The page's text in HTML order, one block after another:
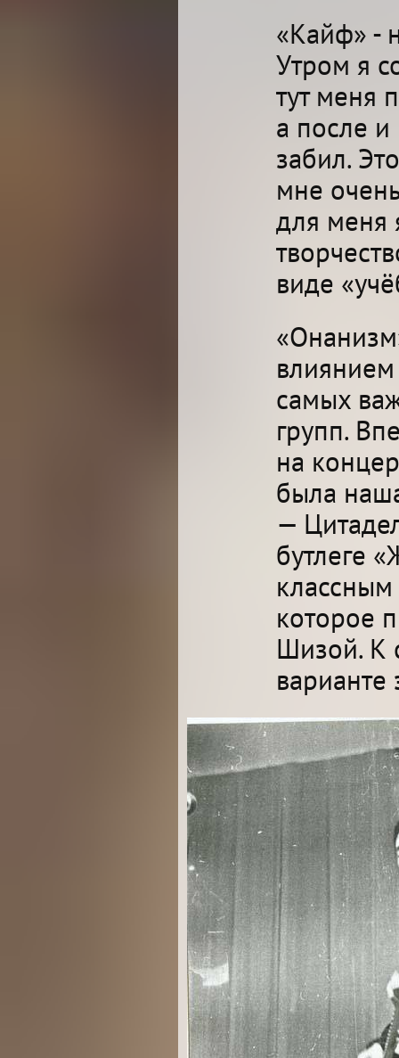
«Кайф» -
Утром я
тут меня
а после и
забил.
мне
для меня
виде
самых
групп.
на
была
—
бутлеге
которое
Шизой. К
варианте